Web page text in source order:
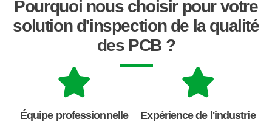
Pourquoi nous choisir pour votre
solution d'inspection de la qualité
des PCB ?
Équipe professionnelle Expérience de l'industrie